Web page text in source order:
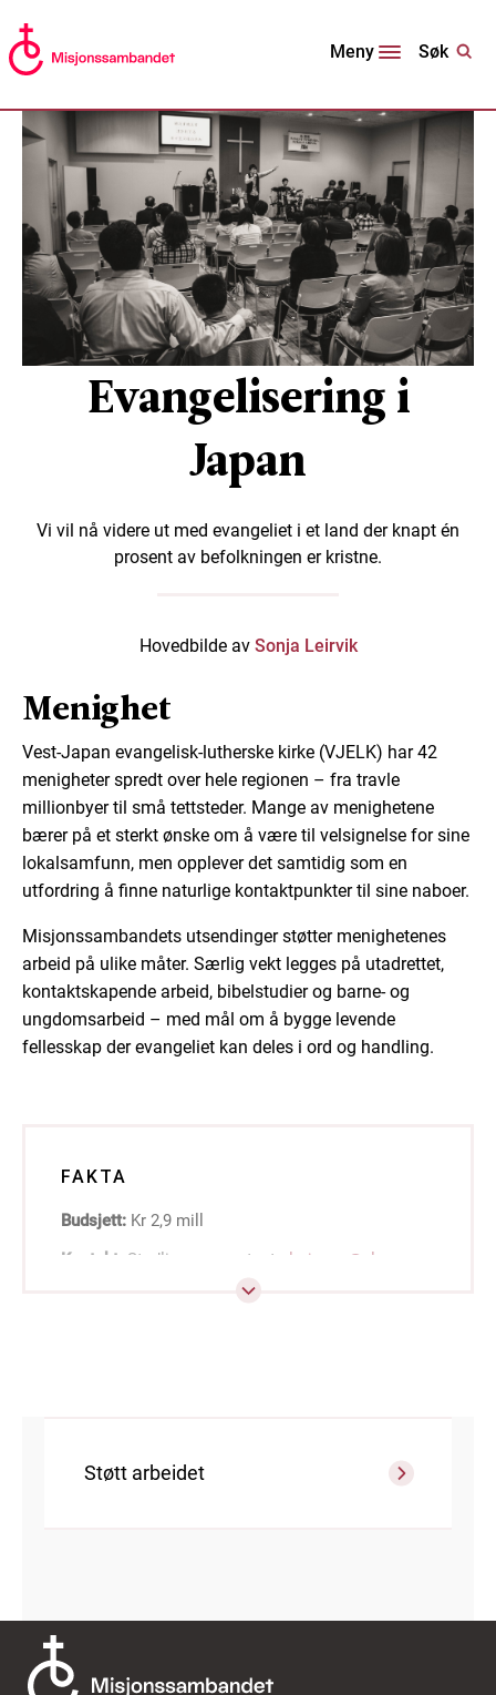
Meny Søk
Evangelisering i
Japan
Vi vil nå videre ut med evangeliet i et land der knapt én
prosent av befolkningen er kristne.
Hovedbilde av Sonja Leirvik
Menighet
Vest-Japan evangelisk-lutherske kirke (VJELK) har 42
menigheter spredt over hele regionen – fra travle
millionbyer til små tettsteder. Mange av menighetene
bærer på et sterkt ønske om å være til velsignelse for sine
lokalsamfunn, men opplever det samtidig som en
utfordring å finne naturlige kontaktpunkter til sine naboer.
Misjonssambandets utsendinger støtter menighetenes
arbeid på ulike måter. Særlig vekt legges på utadrettet,
kontaktskapende arbeid, bibelstudier og barne- og
ungdomsarbeid – med mål om å bygge levende
fellesskap der evangeliet kan deles i ord og handling.
FAKTA
Budsjett: Kr 2,9 mill
Kontakt: Stedlig representant nlmjapan@nlm.no
Støtt arbeidet